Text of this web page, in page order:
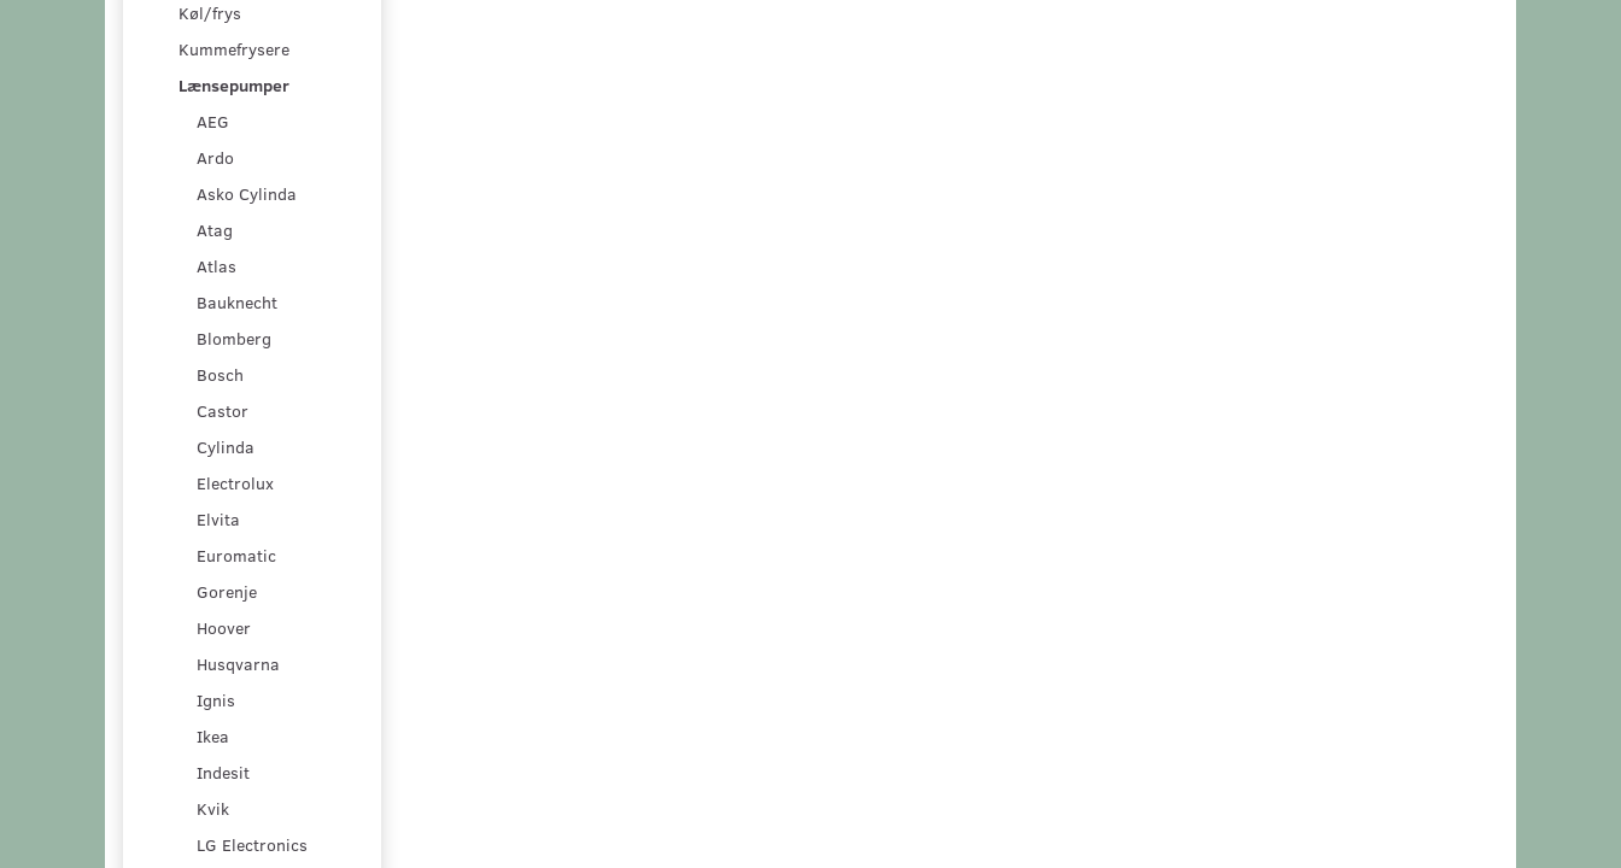
Køl/frys
Kummefrysere
Lænsepumper
AEG
Ardo
Asko Cylinda
Atag
Atlas
Bauknecht
Blomberg
Bosch
Castor
Cylinda
Electrolux
Elvita
Euromatic
Gorenje
Hoover
Husqvarna
Ignis
Ikea
Indesit
Kvik
LG Electronics